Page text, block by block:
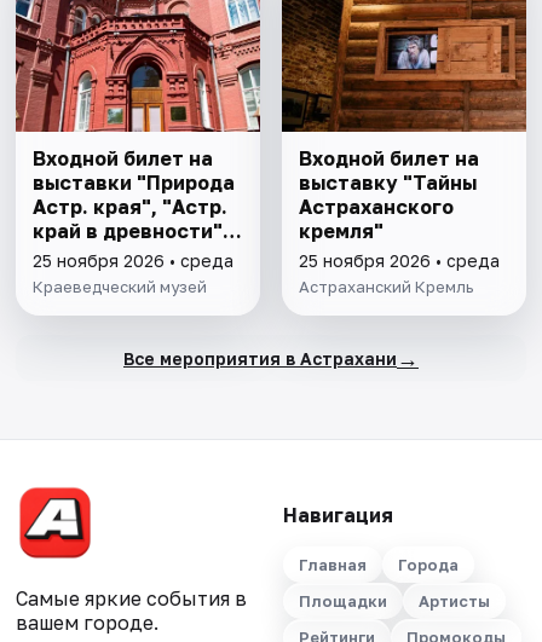
Входной билет на
выставки "Природа
Астр. края", "Астр.
край в древности",
"Заселение Астр.
края"
25 ноября 2026 • среда
Краеведческий музей
Входной билет на
выставку "Тайны
Астраханского
кремля"
25 ноября 2026 • среда
Астраханский Кремль
Все мероприятия в Астрахани →
Самые яркие события в
вашем городе.
Навигация
Главная
Города
Площадки
Артисты
Рейтинги
Промокоды